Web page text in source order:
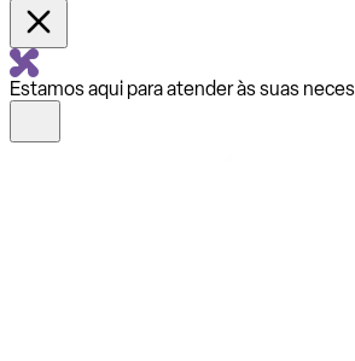
Estamos aqui para atender às suas